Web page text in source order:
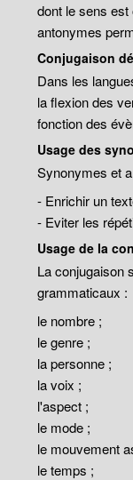
dont le sens
antonymes
Conjugaison
Dans les
la flexion des
fonction des
Usage des
Synonymes et
- Enrichir un
- Eviter les
Usage de la
La conjugaison
grammaticaux :
le nombre ;
le genre ;
la personne ;
la voix ;
l'aspect ;
le mode ;
le mouvement
le temps ;